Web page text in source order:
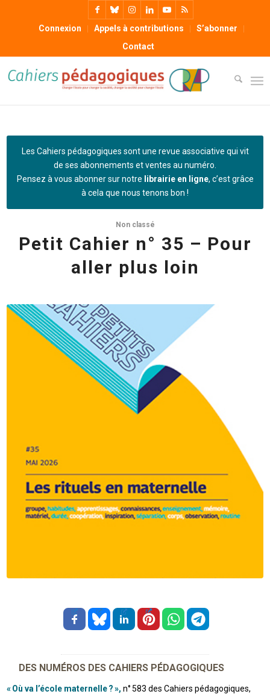
Connexion Appels à contributions
S’abonner
Contact
Les Cahiers pédagogiques sont une revue associative qui vit
de ses abonnements et ventes au numéro.
Pensez à vous abonner sur notre librairie en ligne, c’est grâce
à cela que nous tenons bon !
Non classé
Petit Cahier n° 35 – Pour
aller plus loin
DES NUMÉROS DES CAHIERS PÉDAGOGIQUES
« Où va l’école maternelle ? », n° 583 des Cahiers pédagogiques,